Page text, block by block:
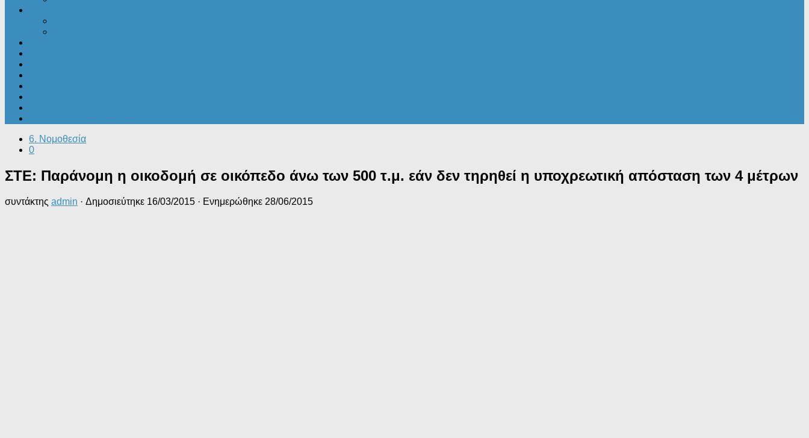
6. Νομοθεσία
0
ΣΤΕ: Παράνομη η οικοδομή σε οικόπεδο άνω των 500 τ.μ. εάν δεν τηρηθεί η υποχρεωτική απόσταση των 4 μέτρων
συντάκτης admin · Δημοσιεύτηκε 16/03/2015 · Ενημερώθηκε 28/06/2015